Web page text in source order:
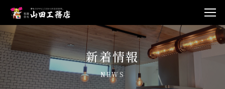
新着情報
NEWS